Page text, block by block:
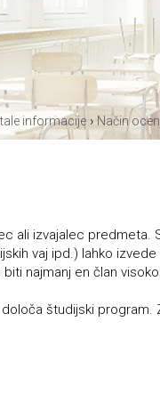
informacije › Način
ali izvajalec predmeta.
vaj ipd.) lahko
najmanj en član
študijski program.